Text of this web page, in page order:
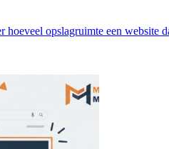
hoeveel opslagruimte een website